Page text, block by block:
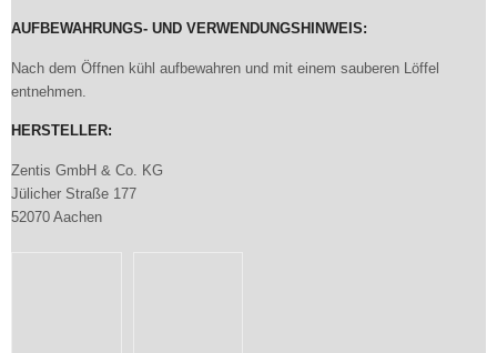
AUFBEWAHRUNGS- UND VERWENDUNGSHINWEIS:
Nach dem Öffnen kühl aufbewahren und mit einem sauberen Löffel
entnehmen.
HERSTELLER:
Zentis GmbH & Co. KG
Jülicher Straße 177
52070 Aachen